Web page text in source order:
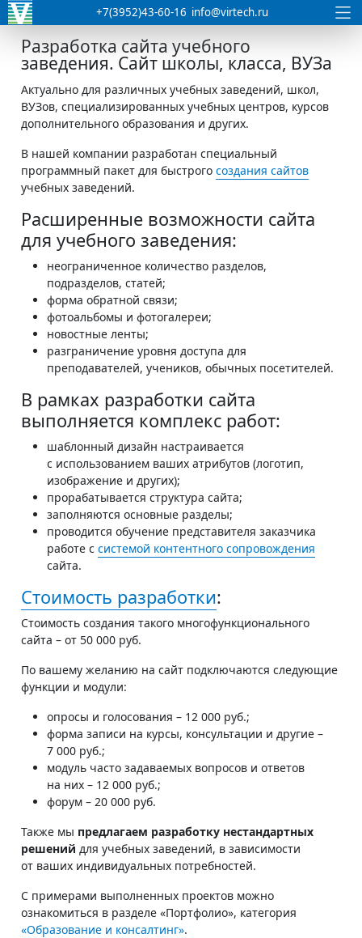
+7(3952)43-60-16 info@virtech.ru
Разработка сайта учебного
заведения. Сайт школы, класса, ВУЗа
Актуально для различных учебных заведений, школ,
ВУЗов, специализированных учебных центров, курсов
дополнительного образования и других.
В нашей компании разработан специальный
программный пакет для быстрого создания сайтов
учебных заведений.
Расширенные возможности сайта
для учебного заведения:
неограниченное количество разделов,
подразделов, статей;
форма обратной связи;
фотоальбомы и фотогалереи;
новостные ленты;
разграничение уровня доступа для
преподавателей, учеников, обычных посетителей.
В рамках разработки сайта
выполняется комплекс работ:
шаблонный дизайн настраивается
с использованием ваших атрибутов (логотип,
изображение и других);
прорабатывается структура сайта;
заполняются основные разделы;
проводится обучение представителя заказчика
работе с системой контентного сопровождения
сайта.
Стоимость разработки:
Стоимость создания такого многофункционального
сайта – от 50 000 руб.
По вашему желанию на сайт подключаются следующие
функции и модули:
опросы и голосования – 12 000 руб.;
форма записи на курсы, консультации и другие –
7 000 руб.;
модуль часто задаваемых вопросов и ответов
на них – 12 000 руб.;
форум – 20 000 руб.
Также мы предлагаем разработку нестандартных
решений для учебных заведений, в зависимости
от ваших индивидуальных потребностей.
С примерами выполненных проектов можно
ознакомиться в разделе «Портфолио», категория
«Образование и консалтинг».